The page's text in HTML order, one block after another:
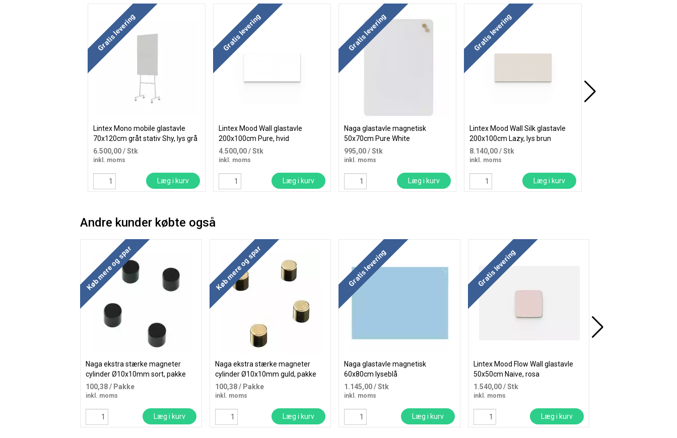
Køb mere og spar
Gratis levering
Lintex Mono mobile glastavle
70x120cm gråt stativ Shy, lys grå
6.500,00/ Stk
inkl. moms
Læg i kurv
Køb mere og spar
Gratis levering
Lintex Mood Wall glastavle
200x100cm Pure, hvid
4.500,00/ Stk
inkl. moms
Læg i kurv
Gratis levering
Naga glastavle magnetisk
50x70cm Pure White
995,00/ Stk
inkl. moms
Læg i kurv
Køb mere og spar
Gratis levering
Lintex Mood Wall Silk glastavle
200x100cm Lazy, lys brun
8.140,00/ Stk
inkl. moms
Læg i kurv
Andre kunder købte også
Køb mere og spar
Naga ekstra stærke magneter
cylinder Ø10x10mm sort, pakke
med 4 stk
100,38/ Pakke
inkl. moms
Læg i kurv
Køb mere og spar
Naga ekstra stærke magneter
cylinder Ø10x10mm guld, pakke
med 4 stk
100,38/ Pakke
inkl. moms
Læg i kurv
Køb mere og spar
Gratis levering
Naga glastavle magnetisk
60x80cm lyseblå
1.145,00/ Stk
inkl. moms
Læg i kurv
Køb mere og spar
Gratis levering
Lintex Mood Flow Wall glastavle
50x50cm Naive, rosa
1.540,00/ Stk
inkl. moms
Læg i kurv